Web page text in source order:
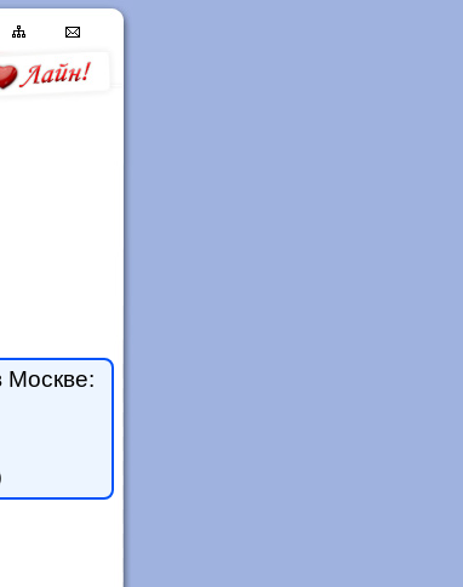
Москве: